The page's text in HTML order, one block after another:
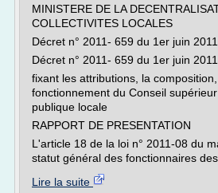
MINISTERE DE LA
COLLECTIVITES LOCALES
Décret n° 2011- 659 du 1er juin 2011
Décret n° 2011- 659 du 1er juin 2011
fixant les attributions, la
fonctionnement du Conseil
publique locale
RAPPORT DE PRESENTATION
L'article 18 de la loi n° 2011-08 du
statut général des fonctionnaires
Lire la suite